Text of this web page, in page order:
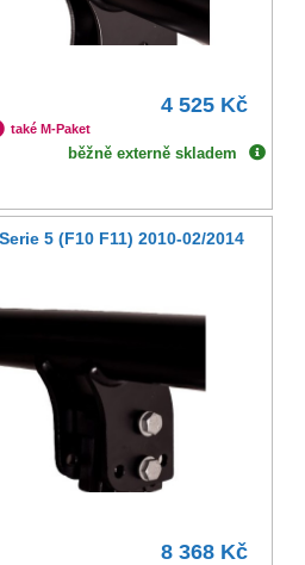
4 525 Kč
také M-Paket
běžně externě skladem
5 (F10 F11) 2010-02/2014
8 368 Kč